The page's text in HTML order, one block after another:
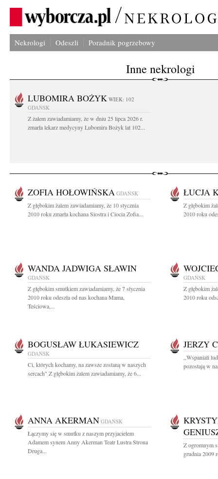
Nekrologi Odeszli Poradnik pogrzebowy
Inne nekrologi
LUBOMIRA BOŻYK WIEK: 102
GDAŃSK
Z żalem zawiadamiamy, że w dniu 25 lipca 2026 r.
zmarła lekarz medycyny Lubomira Bożyk lat 102...
ZOFIA HOŁOWIŃSKA GDAŃSK
Z głębokim żalem zawiadamiamy, że 10 stycznia
2010 roku zmarła kochana Siostra i Ciocia Zofia...
ŁUCJA
Z głębokim
2010 roku
WANDA JADWIGA SŁAWIN
GDAŃSK
Z głębokim smutkiem zawiadamiamy, że 7 stycznia
2010 roku odeszła od nas kochana Mama,
Teściowa,...
GDAŃSK
Z głębokim
2010 roku
BOGUSŁAW ŁUKASIEWICZ
GDAŃSK
Ci, których kochamy, na zawsze zostaną w naszych
sercach" Z głębokim żalem zawiadamiamy, że 6...
JERZY
,,Wspaniali
pozostają w
ANNA AKERMAN GDAŃSK
Łączymy się w smutku z naszym przyjacielem
Adamem synem Anny Akerman Teatr Lustra Strona
Druga...
Z ogromnym
grudnia 2009